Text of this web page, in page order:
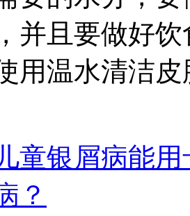
并且要做好
用温水清洁
童银屑病能
？